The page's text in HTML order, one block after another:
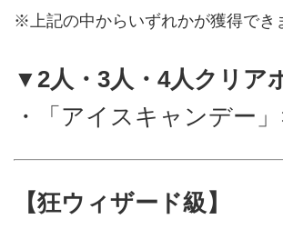
※上記の中からいずれかが獲得でき
▼2人・3人・4人クリア
・「アイスキャンデー
【狂ウィザード級】